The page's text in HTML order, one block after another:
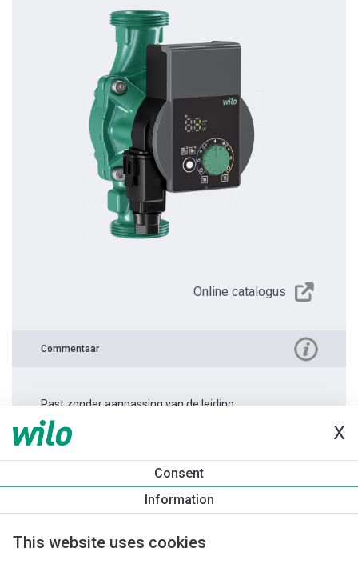
X
Consent
Information
This website uses cookies
Online catalogus
Commentaar
Past zonder aanpassing van de leiding.
Productinformatie